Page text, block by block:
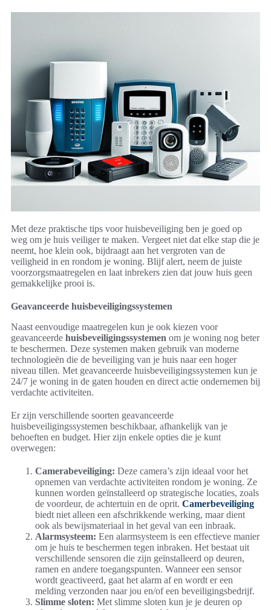
Met deze praktische tips voor huisbeveiliging ben je goed op
weg om je huis veiliger te maken. Vergeet niet dat elke stap die je
neemt, hoe klein ook, bijdraagt aan het vergroten van de
veiligheid in en rondom je woning. Blijf alert, neem de juiste
voorzorgsmaatregelen en laat inbrekers zien dat jouw huis geen
gemakkelijke prooi is.
Geavanceerde huisbeveiligingssystemen
Naast eenvoudige maatregelen kun je ook kiezen voor
geavanceerde huisbeveiligingssystemen om je woning nog beter
te beschermen. Deze systemen maken gebruik van moderne
technologieën die de beveiliging van je huis naar een hoger
niveau tillen. Met geavanceerde huisbeveiligingssystemen kun je
24/7 je woning in de gaten houden en direct actie ondernemen bij
verdachte activiteiten.
Er zijn verschillende soorten geavanceerde
huisbeveiligingssystemen beschikbaar, afhankelijk van je
behoeften en budget. Hier zijn enkele opties die je kunt
overwegen:
Camerabeveiliging: Deze camera’s zijn ideaal voor het
opnemen van verdachte activiteiten rondom je woning. Ze
kunnen worden geïnstalleerd op strategische locaties, zoals
de voordeur, de achtertuin en de oprit. Camerbeveiliging
biedt niet alleen een afschrikkende werking, maar dient
ook als bewijsmateriaal in het geval van een inbraak.
Alarmsysteem: Een alarmsysteem is een effectieve manier
om je huis te beschermen tegen inbraken. Het bestaat uit
verschillende sensoren die zijn geïnstalleerd op deuren,
ramen en andere toegangspunten. Wanneer een sensor
wordt geactiveerd, gaat het alarm af en wordt er een
melding verzonden naar jou en/of een beveiligingsbedrijf.
Slimme sloten: Met slimme sloten kun je je deuren op